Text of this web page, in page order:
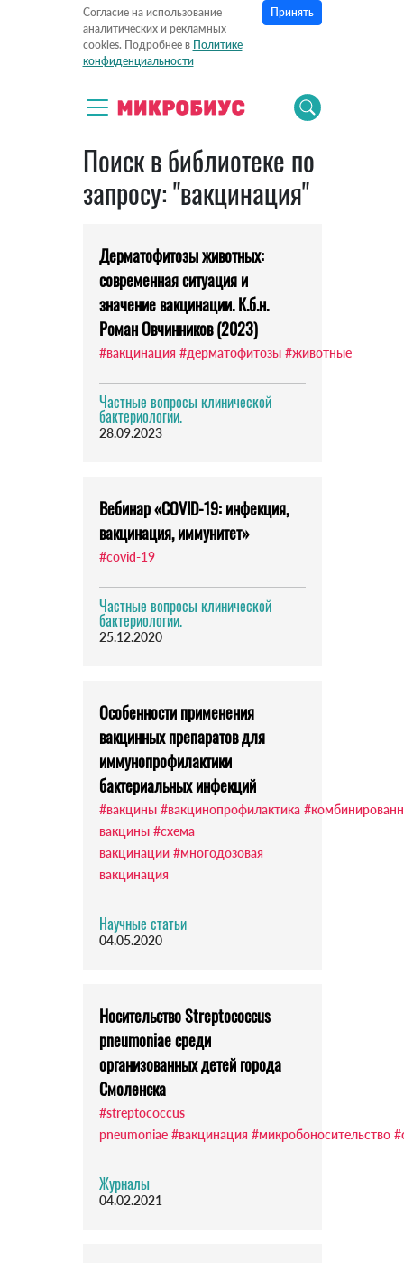
Согласие на использование
аналитических и рекламных
cookies. Подробнее в Политике
конфиденциальности
Принять
Поиск в библиотеке по
запросу: "вакцинация"
Дерматофитозы животных:
современная ситуация и
значение вакцинации. К.б.н.
Роман Овчинников (2023)
#вакцинация #дерматофитозы #животные
Частные вопросы клинической
бактериологии.
28.09.2023
Вебинар «COVID-19: инфекция,
вакцинация, иммунитет»
#covid-19
Частные вопросы клинической
бактериологии.
25.12.2020
Особенности применения
вакцинных препаратов для
иммунопрофилактики
бактериальных инфекций
#вакцины #вакцинопрофилактика
вакцины #схема
вакцинации #многодозовая
вакцинация
Научные статьи
04.05.2020
Носительство Streptococcus
pneumoniae среди
организованных детей города
Смоленска
#streptococcus
pneumoniae #вакцинация #микробоносительство
Журналы
04.02.2021